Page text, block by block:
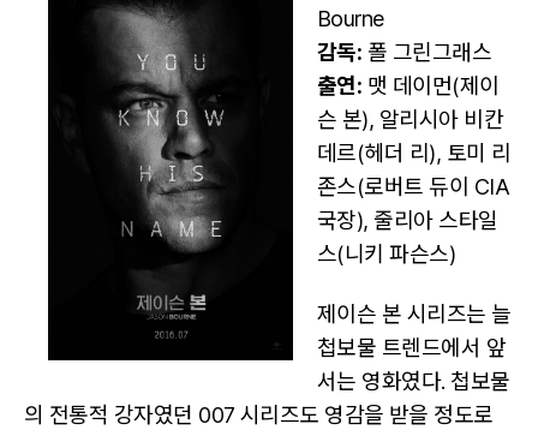
Bourne
감독: 폴 그린그래스
출연: 맷 데이먼(제이
슨 본), 알리시아 비칸
데르(헤더 리), 토미 리
존스(로버트 듀이 CIA
국장), 줄리아 스타일
스(니키 파슨스)
제이슨 본 시리즈는 늘
첩보물 트렌드에서 앞
서는 영화였다. 첩보물
의 전통적 강자였던 007 시리즈도 영감을 받을 정도로